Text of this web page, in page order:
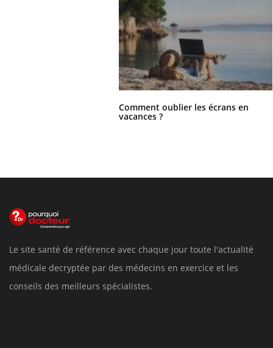
Comment oublier les écrans en
vacances ?
Le site santé de référence avec chaque jour toute l'actualité
médicale decryptée par des médecins en exercice et les
conseils des meilleurs spécialistes.